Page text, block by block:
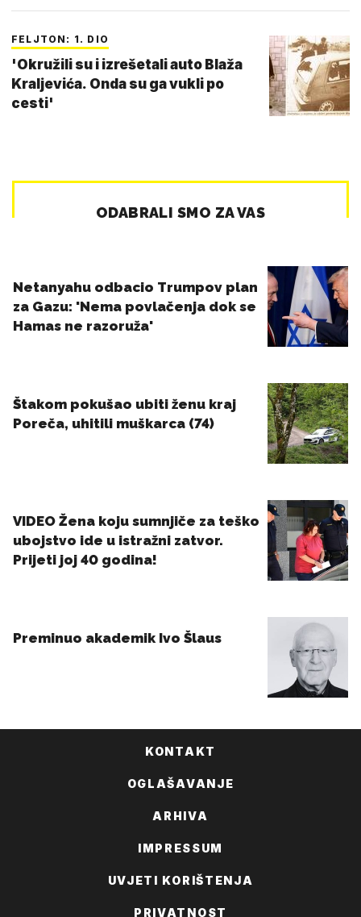
FELJTON: 1. DIO
'Okružili su i izrešetali auto Blaža
Kraljevića. Onda su ga vukli po
cesti'
KONTAKT
OGLAŠAVANJE
ARHIVA
IMPRESSUM
UVJETI KORIŠTENJA
PRIVATNOST